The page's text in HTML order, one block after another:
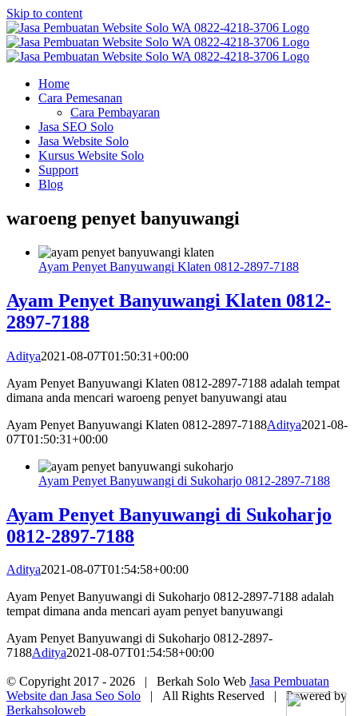
Skip to content
Home
Cara Pemesanan
Cara Pembayaran
Jasa SEO Solo
Jasa Website Solo
Kursus Website Solo
Support
Blog
waroeng penyet banyuwangi
Ayam Penyet Banyuwangi Klaten 0812-2897-7188
Ayam Penyet Banyuwangi Klaten 0812-
2897-7188
Aditya2021-08-07T01:50:31+00:00
Ayam Penyet Banyuwangi Klaten 0812-2897-7188 adalah tempat
dimana anda mencari waroeng penyet banyuwangi atau
Ayam Penyet Banyuwangi Klaten 0812-2897-7188Aditya2021-08-
07T01:50:31+00:00
Ayam Penyet Banyuwangi di Sukoharjo 0812-2897-7188
Ayam Penyet Banyuwangi di Sukoharjo
0812-2897-7188
Aditya2021-08-07T01:54:58+00:00
Ayam Penyet Banyuwangi di Sukoharjo 0812-2897-7188 adalah
tempat dimana anda mencari ayam penyet banyuwangi
Ayam Penyet Banyuwangi di Sukoharjo 0812-2897-
7188Aditya2021-08-07T01:54:58+00:00
© Copyright 2017 - 2026 | Berkah Solo Web Jasa Pembuatan
Website dan Jasa Seo Solo | All Rights Reserved | Powered by
Berkahsoloweb